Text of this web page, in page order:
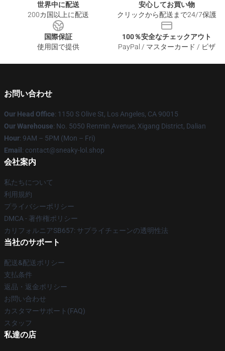
世界中に配送
200カ国以上に配送
安心してお買い物
クリックから配送まで24/7保護
国際保証
使用国で提供
100％安全なチェックアウト
PayPal / マスターカード / ビザ
お問い合わせ
Our Head Office: 1150 S Olive St, Los Angeles, CA 90015
Our Warehouse: No. 5050 Renmin Avenue, Xigang District, Dalian
Hour: 9AM – 5PM (Mon – Fri)
Email : contact@sneaky-lol.shop
会社案内
私たちについて
利用規約
プライバシーポリシー
DMCA - 著作権ポリシー
カリフォルニアSB657: サプライチェーンの透明性法
当社のサポート
配送&配送ポリシー
支払条件
返品・返金ポリシー
お問い合わせ
カスタマーサポート(FAQ)
スタッフ
私達の店